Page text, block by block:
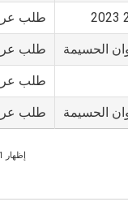
طلب
الحسيمة طلب
طلب
الحسيمة طلب
إظهار 1 إلى 5 من أصل 5 مُدخل